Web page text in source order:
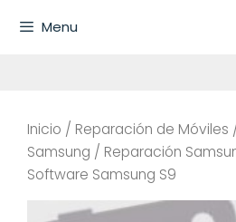
Menu
Inicio / Reparación de Móviles
Samsung / Reparación
Software Samsung S9